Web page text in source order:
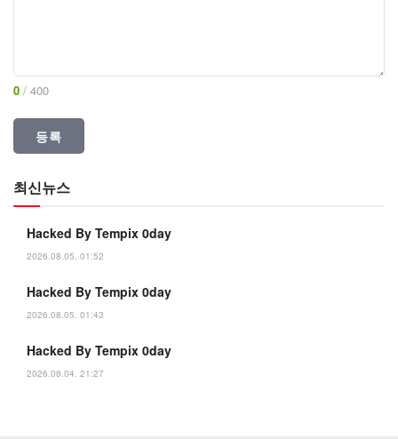
0 / 400
최신뉴스
Hacked By Tempix 0day
2026.08.05. 01:52
Hacked By Tempix 0day
2026.08.05. 01:43
Hacked By Tempix 0day
2026.08.04. 21:27